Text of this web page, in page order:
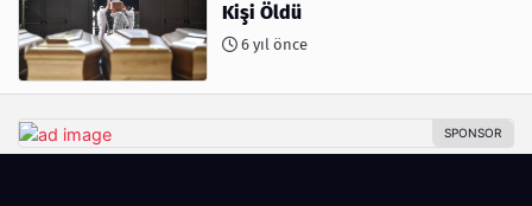
Kişi Öldü
6 yıl önce